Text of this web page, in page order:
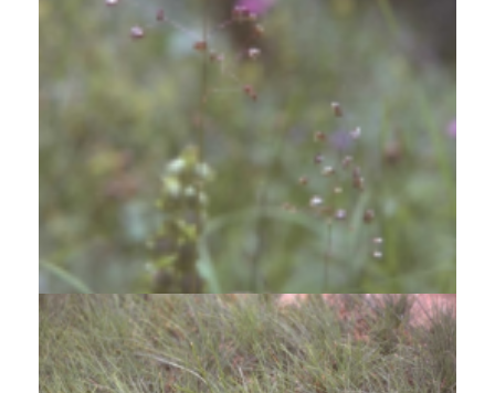
Bevertjes
Briza media